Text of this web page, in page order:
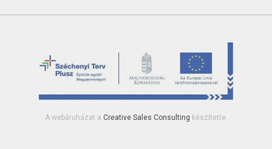
A webáruházat a Creative Sales Consulting készítette.